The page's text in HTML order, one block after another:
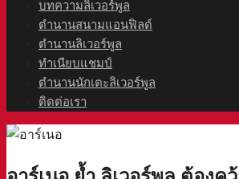
บทความลิเวอร์พูล
ตำนานสนามแอนฟิลด์
ตำนานลิเวอร์พูล
ทำเนียบแชมป์
ตำนานนักเตะลิเวอร์พูล
ติดต่อเรา